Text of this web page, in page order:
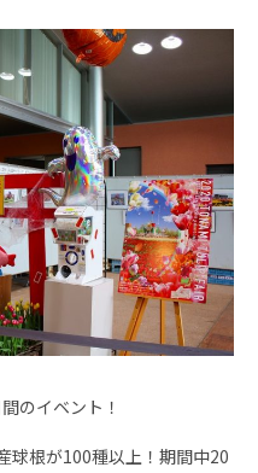
のイベント！
球根が100種以上！期間中20